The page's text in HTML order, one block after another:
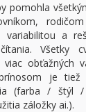
pomohla
a
Všetky
obťažných
je tiež
(farba / štýl
záložky ai.).